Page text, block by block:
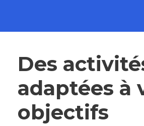
Des
adaptées à
objectifs